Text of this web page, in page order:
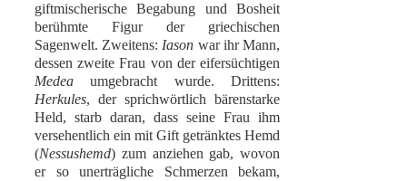
giftmischerische Begabung und Bosheit
berühmte Figur der griechischen
Sagenwelt. Zweitens: Iason war ihr Mann,
dessen zweite Frau von der eifersüchtigen
Medea umgebracht wurde. Drittens:
Herkules, der sprichwörtlich bärenstarke
Held, starb daran, dass seine Frau ihm
versehentlich ein mit Gift getränktes Hemd
(Nessushemd) zum anziehen gab, wovon
er so unerträgliche Schmerzen bekam,